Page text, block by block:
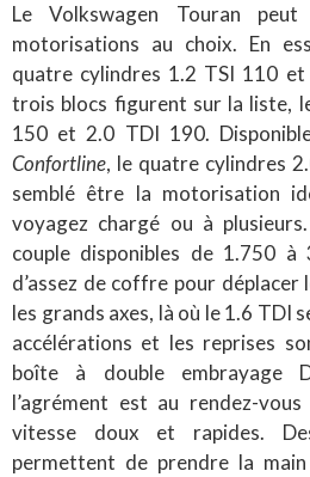
Le Volkswagen Touran
motorisations au choix. En
quatre cylindres 1.2 TSI 110 et
trois blocs figurent sur la liste,
150 et 2.0 TDI 190.
Confortline, le quatre cylindres
semblé être la motorisation
voyagez chargé ou à
couple disponibles de 1.750
d’assez de coffre pour déplacer
les grands axes, là où le 1.6 TDI
accélérations et les reprises
boîte à double embrayage
l’agrément est au rendez-
vitesse doux et rapides.
permettent de prendre la